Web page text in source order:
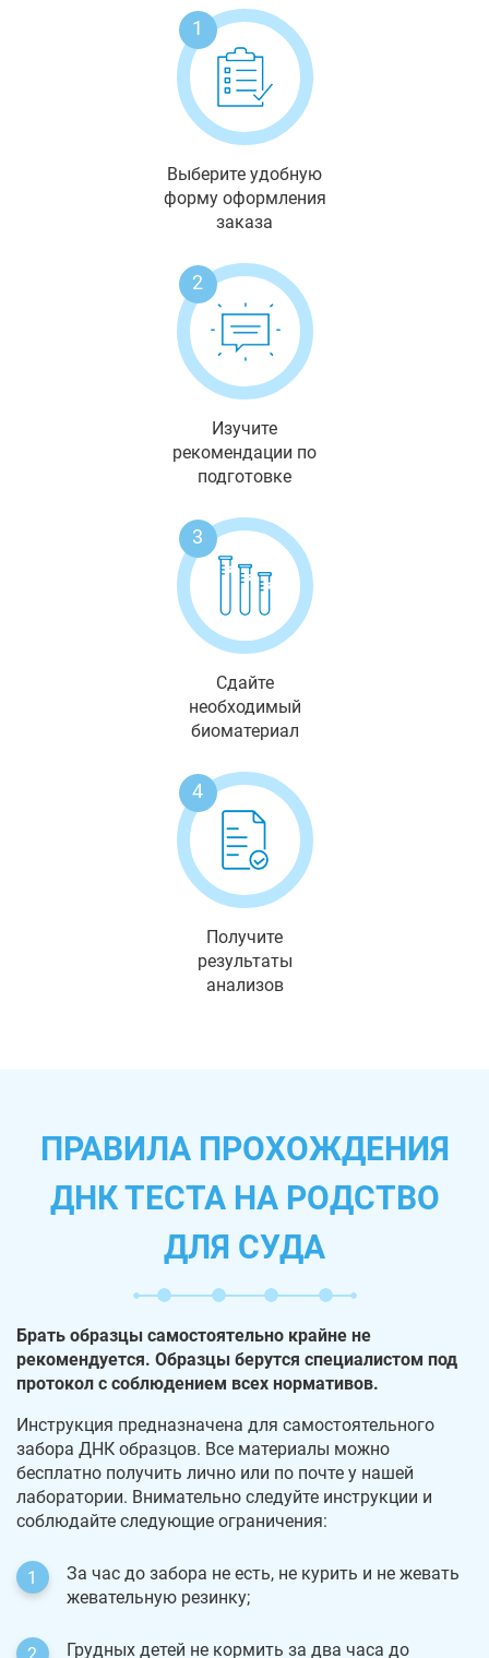
1
Выберите удобную
форму оформления
заказа
2
Изучите
рекомендации по
подготовке
3
Сдайте
необходимый
биоматериал
4
Получите
результаты
анализов
ПРАВИЛА ПРОХОЖДЕНИЯ
ДНК ТЕСТА НА РОДСТВО
ДЛЯ СУДА
Брать образцы самостоятельно крайне не
рекомендуется. Образцы берутся специалистом под
протокол с соблюдением всех нормативов.
Инструкция предназначена для самостоятельного
забора ДНК образцов. Все материалы можно
бесплатно получить лично или по почте у нашей
лаборатории. Внимательно следуйте инструкции и
соблюдайте следующие ограничения:
За час до забора не есть, не курить и не жевать
жевательную резинку;
Грудных детей не кормить за два часа до